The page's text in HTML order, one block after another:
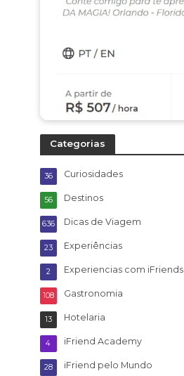
Categorias
Curiosidades
36
Destinos
56
Dicas de Viagem
636
Experiências
23
Experiencias com iFriends
2
Gastronomia
108
Hotelaria
13
iFriend Academy
4
iFriend pelo Mundo
28